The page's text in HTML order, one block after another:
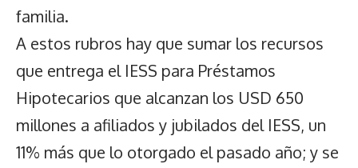
familia.
A estos rubros hay que sumar los recursos
que entrega el IESS para Préstamos
Hipotecarios que alcanzan los USD 650
millones a afiliados y jubilados del IESS, un
11% más que lo otorgado el pasado año; y se